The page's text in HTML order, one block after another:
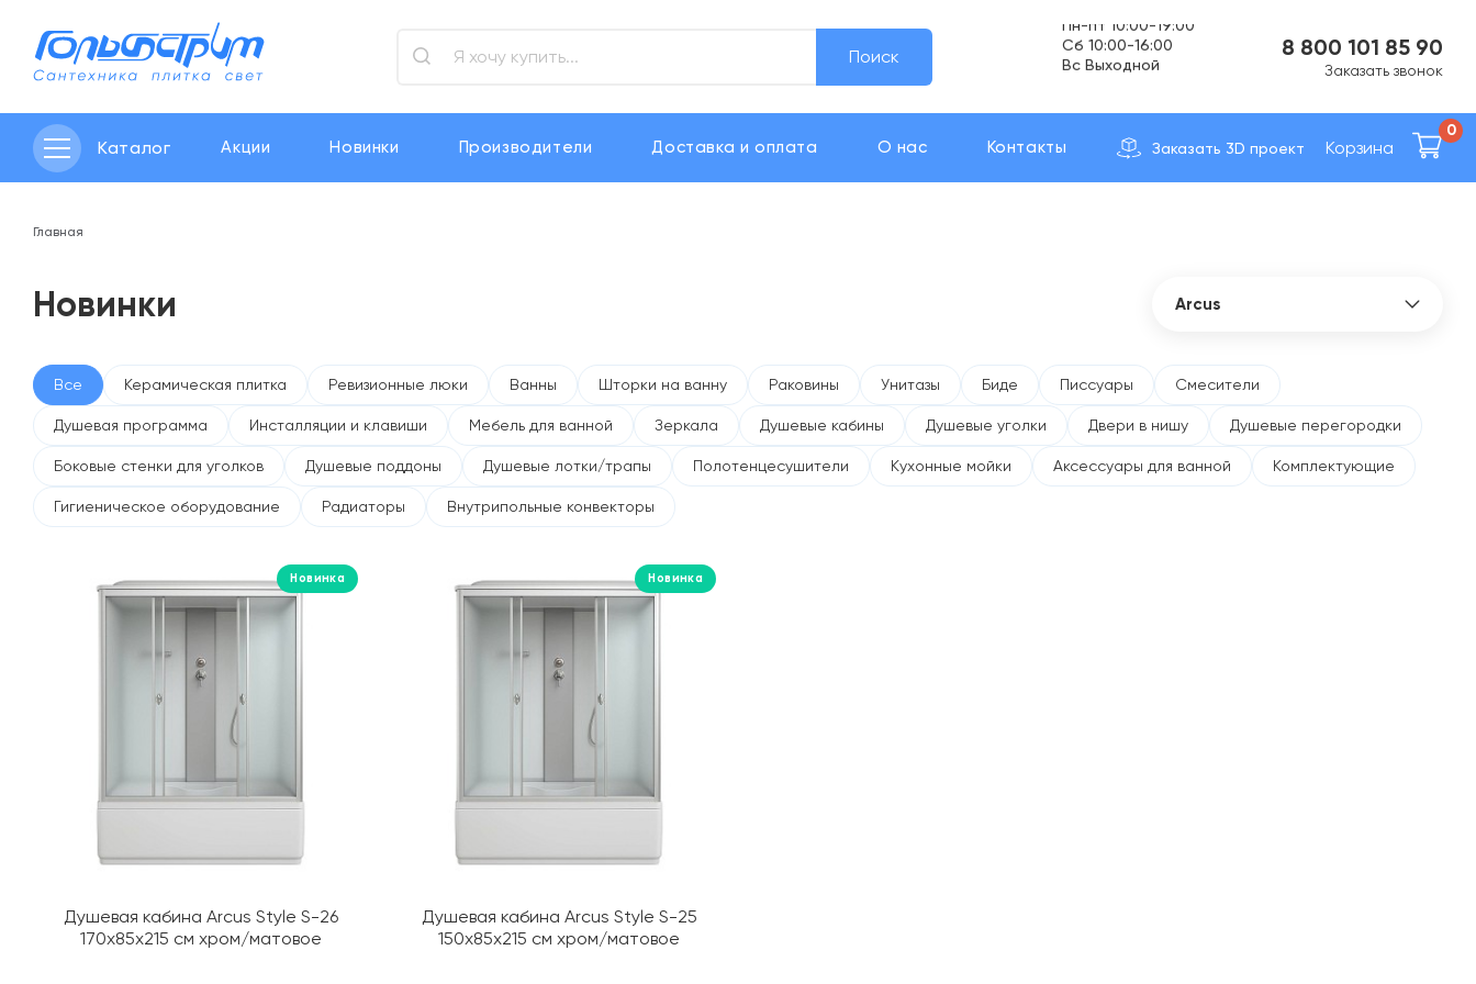
Поиск
Вс Выходной
Доставка по вcей России
8 800 101 85 90
Заказать звонок
Каталог Акции Новинки Производители Доставка и оплата О нас Контакты Заказать 3D проект Корзина
0
Главная
Новинки Arcus
41zero42
Abber
Allen Brau
AltroBagno
Все Керамическая плитка Ревизионные люки Ванны Шторки на ванну Раковины Унитазы Биде Писсуары Смесители
Душевая программа Инсталляции и клавиши Мебель для ванной Зеркала Душевые кабины Душевые уголки Двери в нишу Душевые перегородки
Боковые стенки для уголков Душевые поддоны Душевые лотки/трапы Полотенцесушители Кухонные мойки Аксессуары для ванной Комплектующие
Гигиеническое оборудование Радиаторы Внутрипольные конвекторы
Новинка
Душевая кабина Arcus Style S-26
170х85х215 см хром/матовое
Новинка
Душевая кабина Arcus Style S-25
150х85х215 см хром/матовое